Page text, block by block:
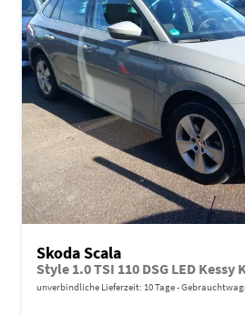
Skoda Scala
Style 1.0 TSI 110 DSG LED Kessy
unverbindliche Lieferzeit: 10 Tage